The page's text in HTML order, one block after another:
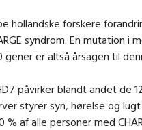
hollandske forskere
syndrom. En mutation
gener er altså årsagen til
påvirker blandt andet de
styrer syn, hørelse og
% af alle personer med